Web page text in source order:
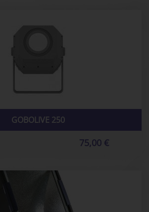
GOBOLIVE 250
75,00 €